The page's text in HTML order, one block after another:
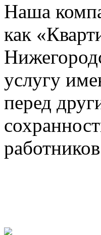
Наша
как
услугу
перед